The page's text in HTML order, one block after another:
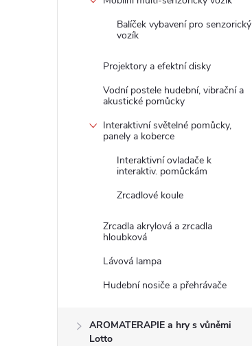
Balíček vybavení pro senzorický
vozík
Projektory a efektní disky
Vodní postele hudební, vibrační a
akustické pomůcky
Interaktivní světelné pomůcky,
panely a koberce
Interaktivní ovladače k
interaktiv. pomůckám
Zrcadlové koule
Zrcadla akrylová a zrcadla
hloubková
Lávová lampa
Hudební nosiče a přehrávače
AROMATERAPIE a hry s vůněmi
Lotto
1409443
Terapeutické fazole
TheraBeans 5 kg
3 490 Kč